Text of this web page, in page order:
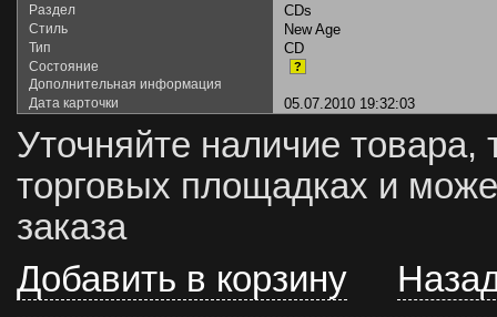
Раздел
CDs
Стиль New Age
Тип CD
Состояние ?
Дополнительная информация
Дата карточки
05.07.2010 19:32:03
Уточняйте наличие товара,
торговых площадках и
заказа
Добавить в корзину